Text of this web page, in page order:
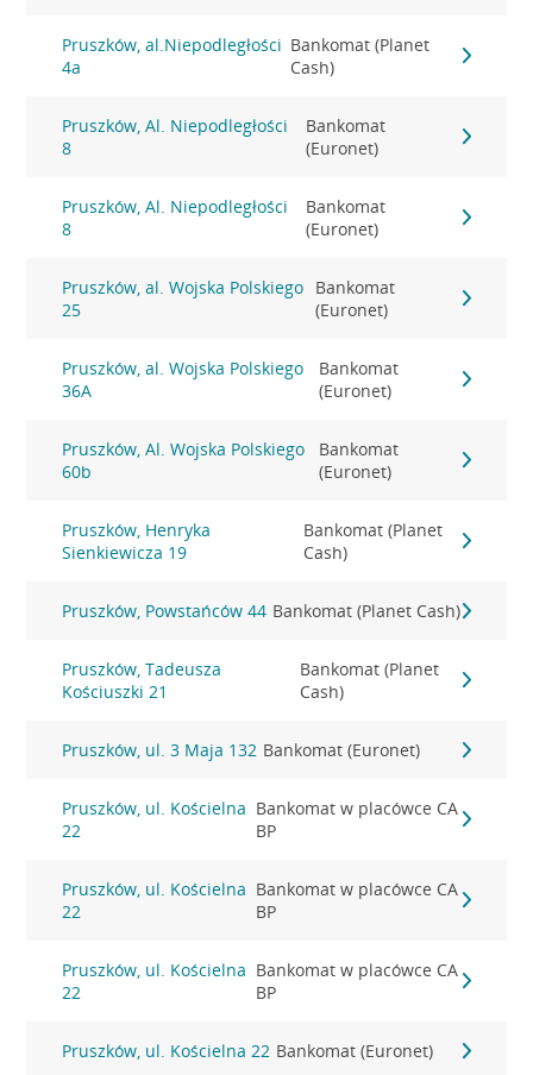
Pruszków, al.Niepodległości
4a
Bankomat (Planet
Cash)
Pruszków, Al. Niepodległości
8
Bankomat
(Euronet)
Pruszków, Al. Niepodległości
8
Bankomat
(Euronet)
Pruszków, al. Wojska Polskiego
25
Bankomat
(Euronet)
Pruszków, al. Wojska Polskiego
36A
Bankomat
(Euronet)
Pruszków, Al. Wojska Polskiego
60b
Bankomat
(Euronet)
Pruszków, Henryka
Sienkiewicza 19
Bankomat (Planet
Cash)
Pruszków, Powstańców 44 Bankomat (Planet Cash)
Pruszków, Tadeusza
Kościuszki 21
Bankomat (Planet
Cash)
Pruszków, ul. 3 Maja 132 Bankomat (Euronet)
Pruszków, ul. Kościelna
22
Bankomat w placówce CA
BP
Pruszków, ul. Kościelna
22
Bankomat w placówce CA
BP
Pruszków, ul. Kościelna
22
Bankomat w placówce CA
BP
Pruszków, ul. Kościelna 22 Bankomat (Euronet)